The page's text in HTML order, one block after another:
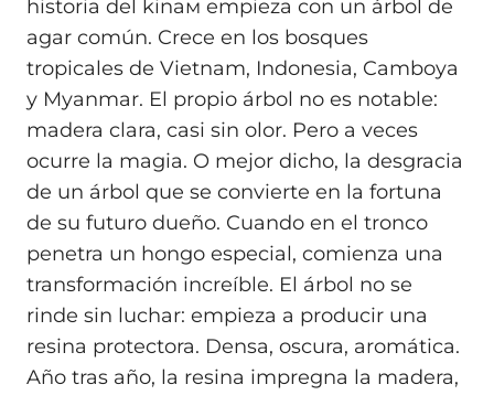
historia del kinaм empieza con un árbol de
agar común. Crece en los bosques
tropicales de Vietnam, Indonesia, Camboya
y Myanmar. El propio árbol no es notable:
madera clara, casi sin olor. Pero a veces
ocurre la magia. O mejor dicho, la desgracia
de un árbol que se convierte en la fortuna
de su futuro dueño. Cuando en el tronco
penetra un hongo especial, comienza una
transformación increíble. El árbol no se
rinde sin luchar: empieza a producir una
resina protectora. Densa, oscura, aromática.
Año tras año, la resina impregna la madera,